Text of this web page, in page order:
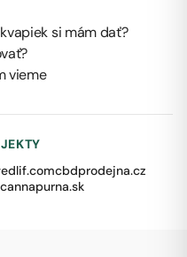
si mám dať?
vieme
cbdprodejna.cz
cannapurna.sk